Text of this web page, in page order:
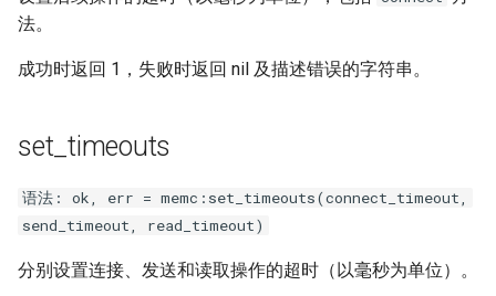
phantom-token
pipelog
pta
法。
成功时返回 1，失败时返回 nil 及描述错误的字符串。
set_timeouts
语法: ok, err = memc:set_timeouts(connect_timeout,
send_timeout, read_timeout)
分别设置连接、发送和读取操作的超时（以毫秒为单位）。